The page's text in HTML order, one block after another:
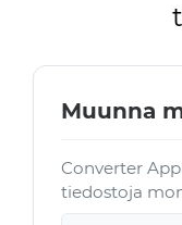
Muunna
Converter
tiedostoja